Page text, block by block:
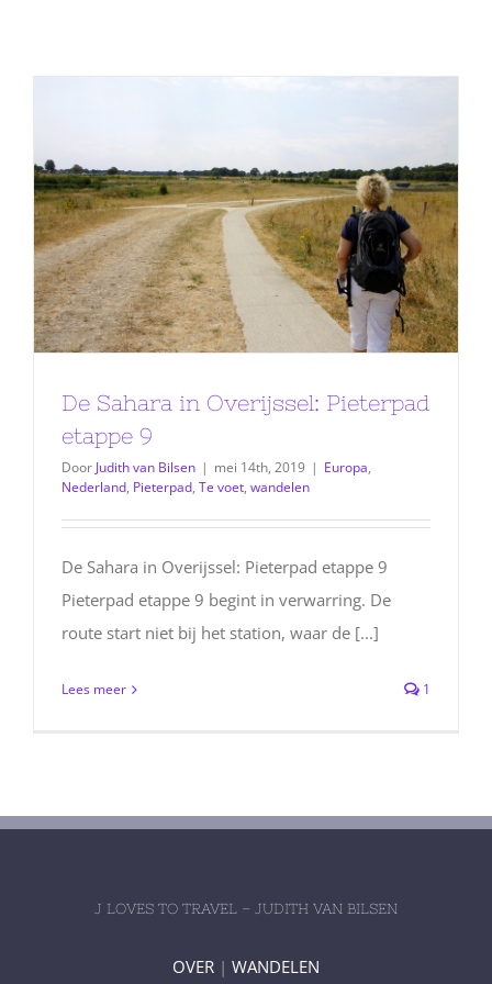
De Sahara in Overijssel: Pieterpad
etappe 9
Door Judith van Bilsen | mei 14th, 2019 | Europa,
Nederland, Pieterpad, Te voet, wandelen
De Sahara in Overijssel: Pieterpad etappe 9
Pieterpad etappe 9 begint in verwarring. De
route start niet bij het station, waar de [...]
Lees meer 1
J LOVES TO TRAVEL – JUDITH VAN BILSEN
OVER | WANDELEN